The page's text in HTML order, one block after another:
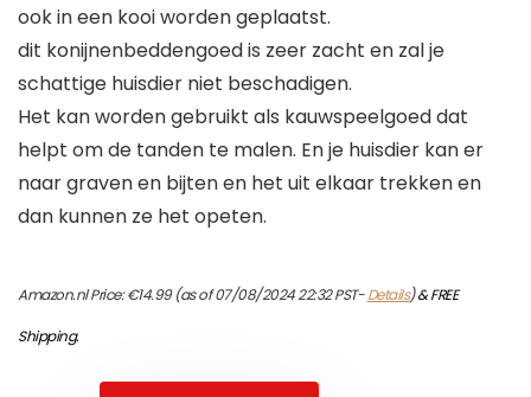
ook in een kooi worden geplaatst.
dit konijnenbeddengoed is zeer zacht en zal je
schattige huisdier niet beschadigen.
Het kan worden gebruikt als kauwspeelgoed dat
helpt om de tanden te malen. En je huisdier kan er
naar graven en bijten en het uit elkaar trekken en
dan kunnen ze het opeten.
Amazon.nl Price:€14.99(as of 07/08/2024 22:32 PST-Details)&FREE
Shipping.